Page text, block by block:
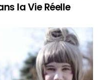
la Vie Réelle